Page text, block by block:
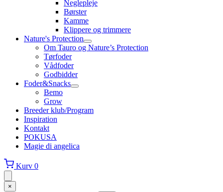
Neglepleje
Børster
Kamme
Klippere og trimmere
Nature's Protection
Om Tauro og Nature’s Protection
Tørfoder
Vådfoder
Godbidder
Foder&Snacks
Bemo
Grow
Breeder klub/Program
Inspiration
Kontakt
POKUSA
Magie di angelica
Kurv 0
×